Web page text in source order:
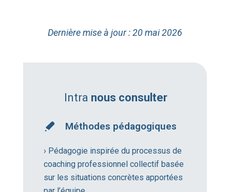
Dernière mise à jour : 20 mai 2026
Intra nous consulter
Méthodes pédagogiques
› Pédagogie inspirée du processus de
coaching professionnel collectif basée
sur les situations concrètes apportées